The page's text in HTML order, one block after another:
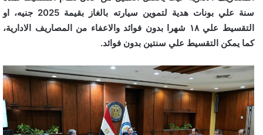
سنة علي بونات هدية لتموين سيارته بالغاز بقيمة 2025 جنيه، او
التقسيط علي ١٨ شهرا بدون فوائد والاعفاء من المصاريف الادارية،
كما يمكن التقسيط علي سنتين بدون فوائد.